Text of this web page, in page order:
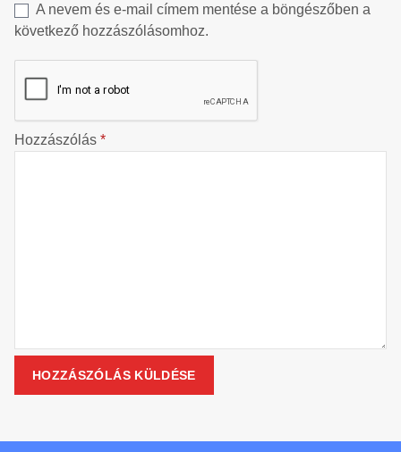
A nevem és e-mail címem mentése a böngészőben a
következő hozzászólásomhoz.
Hozzászólás *